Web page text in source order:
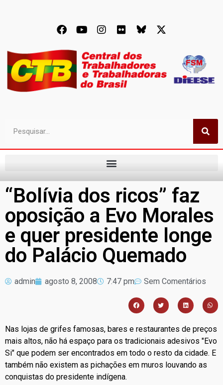
“Bolívia dos ricos” faz
oposição a Evo Morales
e quer presidente longe
do Palácio Quemado
admin agosto 8, 2008 7:47 pm Sem Comentários
Nas lojas de grifes famosas, bares e restaurantes de preços
mais altos, não há espaço para os tradicionais adesivos "Evo
Si" que podem ser encontrados em todo o resto da cidade. E
também não existem as pichações em muros louvando as
conquistas do presidente indígena.